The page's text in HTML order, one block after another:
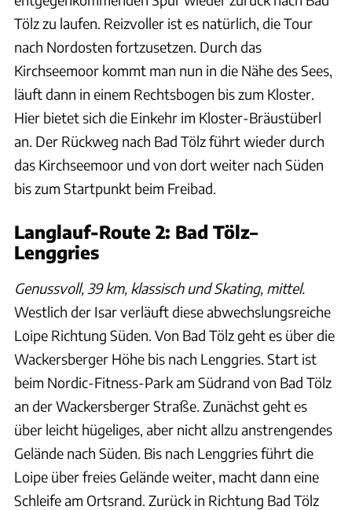
Tölz zu laufen. Reizvoller ist es natürlich, die Tour
nach Nordosten fortzusetzen. Durch das
Kirchseemoor kommt man nun in die Nähe des Sees,
läuft dann in einem Rechtsbogen bis zum Kloster.
Hier bietet sich die Einkehr im Kloster-Bräustüberl
an. Der Rückweg nach Bad Tölz führt wieder durch
das Kirchseemoor und von dort weiter nach Süden
bis zum Startpunkt beim Freibad.
Langlauf-Route 2: Bad Tölz–
Lenggries
Genussvoll, 39 km, klassisch und Skating, mittel.
Westlich der Isar verläuft diese abwechslungsreiche
Loipe Richtung Süden. Von Bad Tölz geht es über die
Wackersberger Höhe bis nach Lenggries. Start ist
beim Nordic-Fitness-Park am Südrand von Bad Tölz
an der Wackersberger Straße. Zunächst geht es
über leicht hügeliges, aber nicht allzu anstrengendes
Gelände nach Süden. Bis nach Lenggries führt die
Loipe über freies Gelände weiter, macht dann eine
Schleife am Ortsrand. Zurück in Richtung Bad Tölz